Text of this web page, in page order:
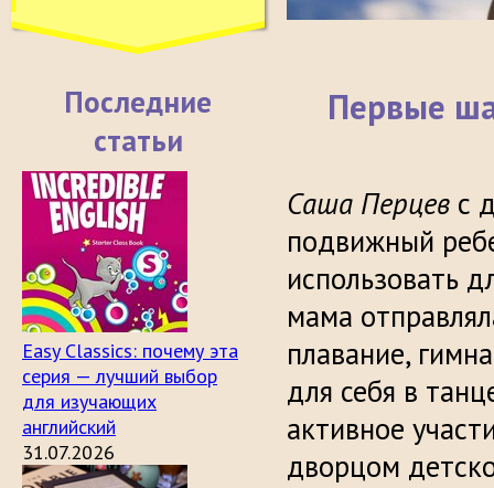
Последние
статьи
Easy Classics: почему эта
серия — лучший выбор
для изучающих
английский
31.07.2026
Первые
Саша Перцев с
подвижный
использовать
мама
плавание,
для себя в
активное
дворцом